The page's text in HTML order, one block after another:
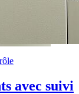
avec suivi